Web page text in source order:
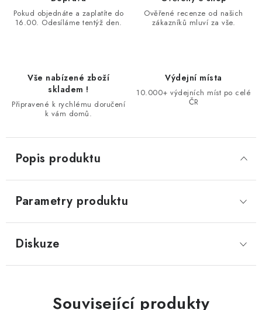
Pokud objednáte a zaplatíte do
16.00. Odesíláme tentýž den.
Ověřené recenze od našich
zákazníků mluví za vše.
Vše nabízené zboží
skladem !
Připravené k rychlému doručení
k vám domů.
Výdejní místa
10.000+ výdejních míst po celé
ČR
Popis produktu
Parametry produktu
Diskuze
Související produkty